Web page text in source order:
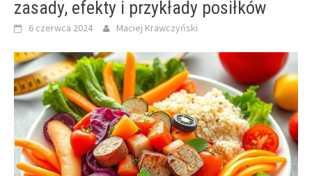
zasady, efekty i przykłady posiłków
6 czerwca 2024 Maciej Krawczyński